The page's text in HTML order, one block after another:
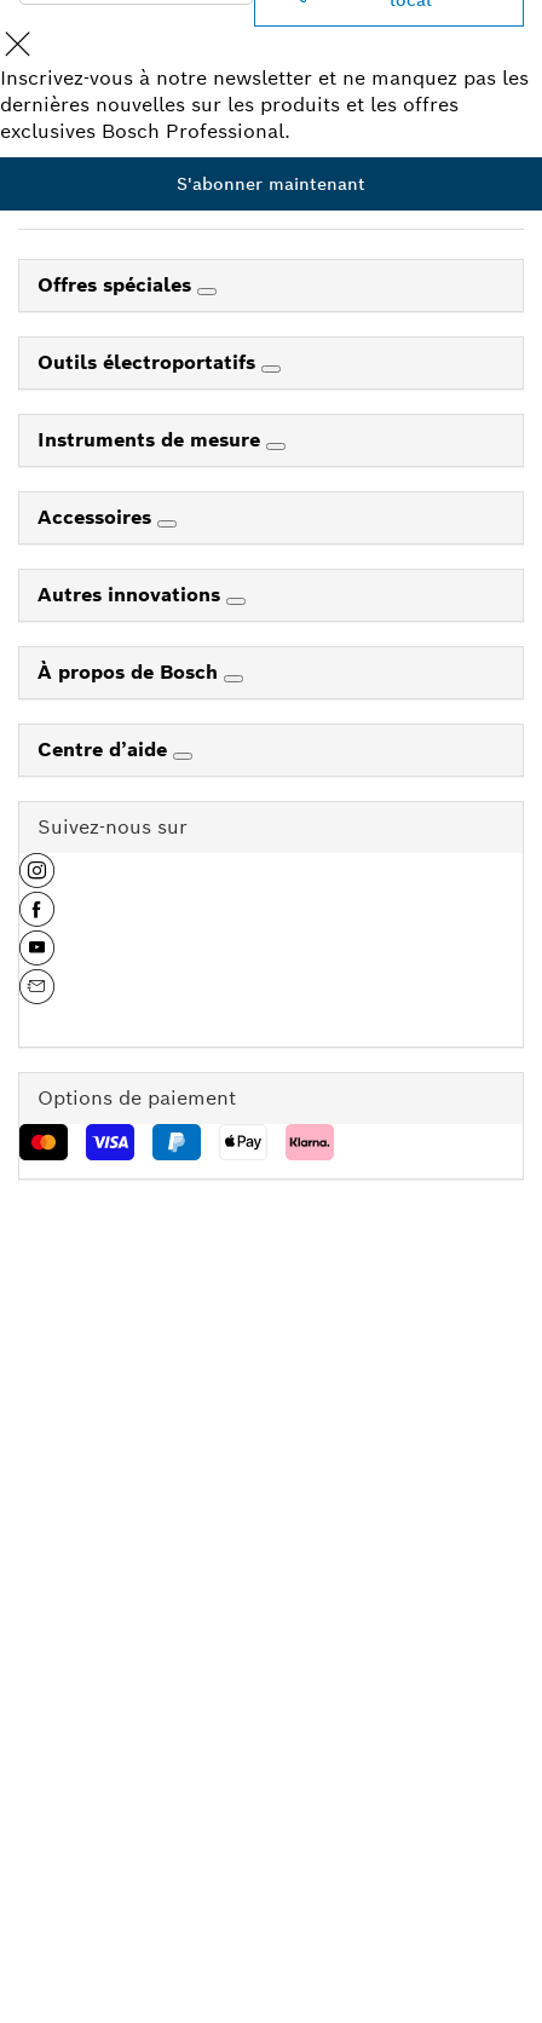
Inscrivez-vous à notre newsletter et ne manquez pas les
dernières nouvelles sur les produits et les offres
exclusives Bosch Professional.
S'abonner maintenant
Offres spéciales
Outils électroportatifs
Instruments de mesure
Accessoires
Autres innovations
À propos de Bosch
Centre d’aide
Suivez-nous sur
Options de paiement